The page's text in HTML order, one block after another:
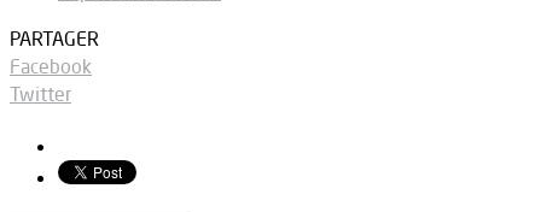
PARTAGER
Facebook
Twitter